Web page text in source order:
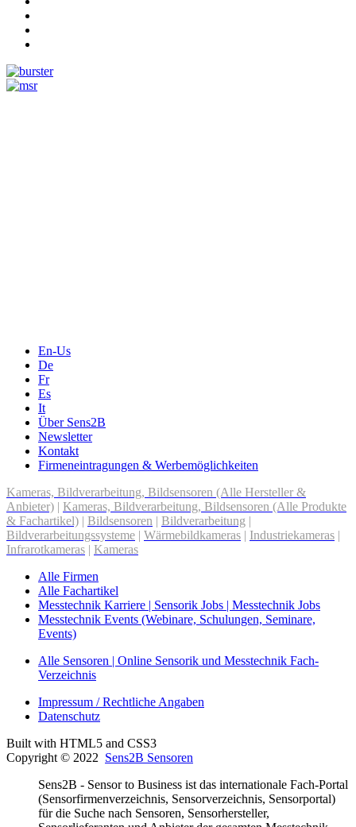
En-Us
De
Fr
Es
It
Über Sens2B
Newsletter
Kontakt
Firmeneintragungen & Werbemöglichkeiten
Kameras, Bildverarbeitung, Bildsensoren (Alle Hersteller &
Anbieter) | Kameras, Bildverarbeitung, Bildsensoren (Alle Produkte
& Fachartikel) | Bildsensoren | Bildverarbeitung |
Bildverarbeitungssysteme | Wärmebildkameras | Industriekameras |
Infrarotkameras | Kameras
Alle Firmen
Alle Fachartikel
Messtechnik Karriere | Sensorik Jobs | Messtechnik Jobs
Messtechnik Events (Webinare, Schulungen, Seminare,
Events)
Alle Sensoren | Online Sensorik und Messtechnik Fach-
Verzeichnis
Impressum / Rechtliche Angaben
Datenschutz
Built with HTML5 and CSS3
Copyright © 2022 Sens2B Sensoren
Sens2B - Sensor to Business ist das internationale Fach-Portal
(Sensorfirmenverzeichnis, Sensorverzeichnis, Sensorportal)
für die Suche nach Sensoren, Sensorhersteller,